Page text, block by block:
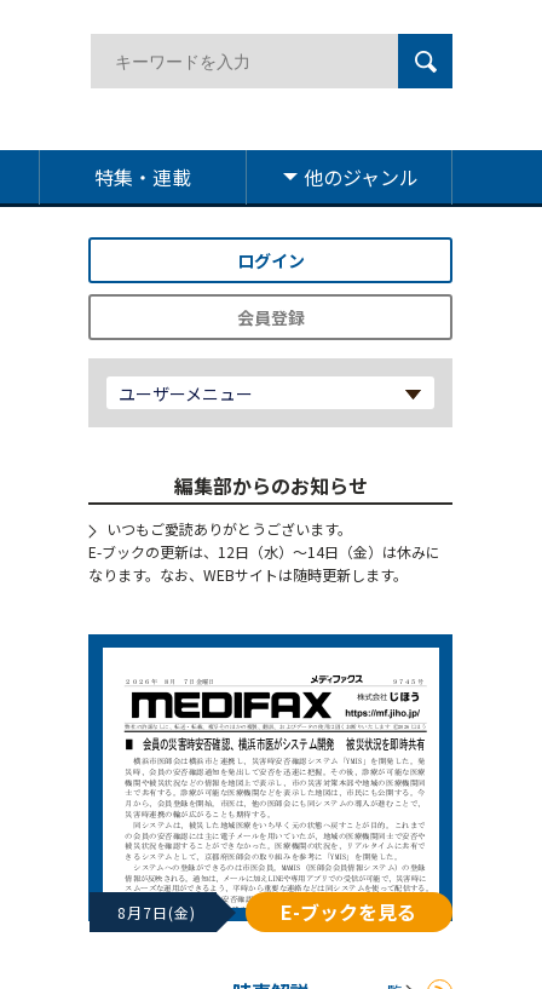
特集・連載 他のジャンル
ログイン
会員登録
ユーザーメニュー
編集部からのお知らせ
いつもご愛読ありがとうございます。
E-ブックの更新は、12日（水）～14日（金）は休みに
なります。なお、WEBサイトは随時更新します。
8月7日(金) E-ブックを見る